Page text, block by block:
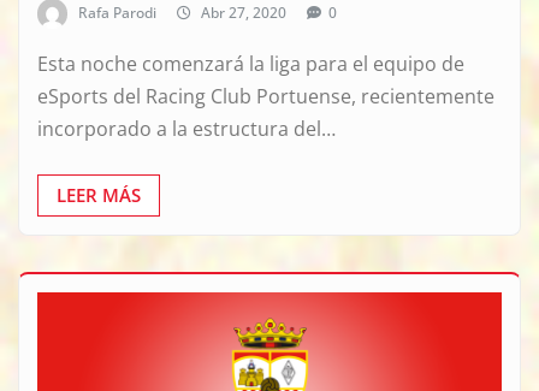
Rafa Parodi Abr 27, 2020 0
Esta noche comenzará la liga para el equipo de
eSports del Racing Club Portuense, recientemente
incorporado a la estructura del…
LEER MÁS